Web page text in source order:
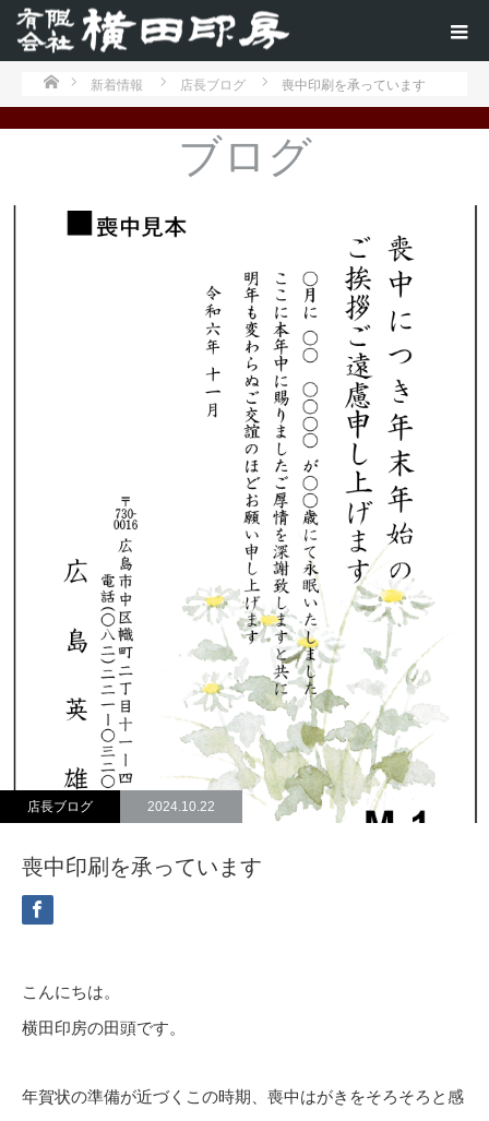
ホーム新着情報 店長ブログ 喪中印刷を承っています
ブログ
店長ブログ 2024.10.22
喪中印刷を承っています
こんにちは。
横田印房の田頭です。
年賀状の準備が近づくこの時期、喪中はがきをそろそろと感